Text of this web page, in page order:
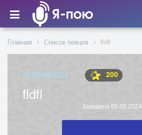
Главная Список певцов fldfl
ИСПОЛНИТЕЛЬ 200
fldfl
Заходила 05.05.2024